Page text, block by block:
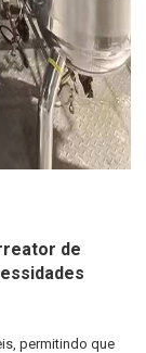
de
permitindo que